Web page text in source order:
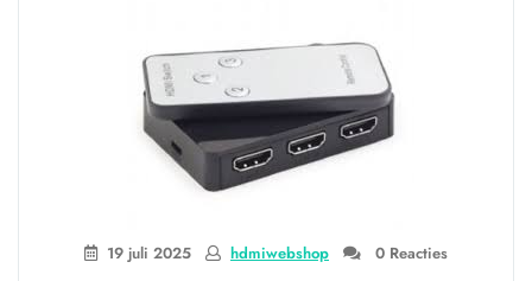
de
handige
oplossing
voor
je
entertainment
19 juli 2025 hdmiwebshop 0 Reacties